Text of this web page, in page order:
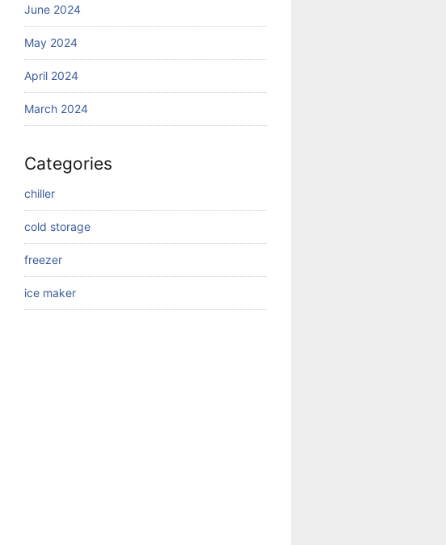
June 2024
May 2024
April 2024
March 2024
Categories
chiller
cold storage
freezer
ice maker